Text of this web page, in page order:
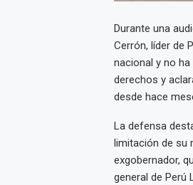
Durante una
Cerrón, líder de
nacional y no
derechos y
desde hace
La defensa
limitación de su
exgobernador,
general de Perú